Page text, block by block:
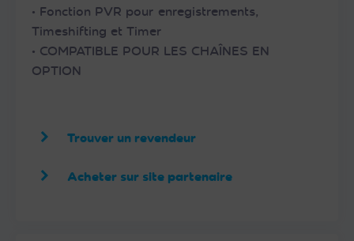
• Fonction PVR pour enregistrements,
Timeshifting et Timer
• COMPATIBLE POUR LES CHAÎNES EN
OPTION
Trouver un revendeur
Acheter sur site partenaire